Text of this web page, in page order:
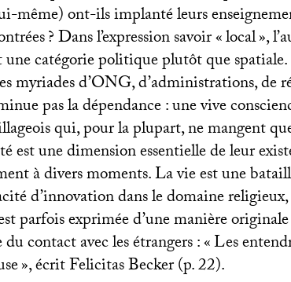
même) ont-ils implanté leurs
? Dans l’expression savoir «local»,
une catégorie politique plutôt que
myriades d’ONG, d’administrations, de
pas la dépendance : une vive
qui, pour la plupart, ne mangent
est une dimension essentielle de leur
à divers moments. La vie est une
d’innovation dans le domaine
parfois exprimée d’une manière
contact avec les étrangers : «Les
», écrit Felicitas Becker (p. 22).